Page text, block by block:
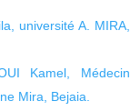
université A. MIRA,
Kamel, Médecin
Mira, Bejaia.